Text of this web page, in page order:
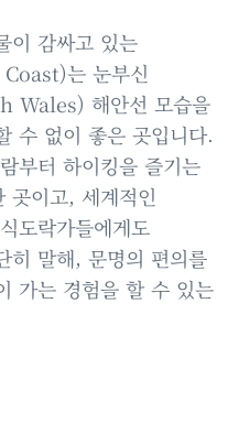
이 감싸고 있는
는 눈부신
Wales) 해안선 모습을
수 없이 좋은 곳입니다.
부터 하이킹을 즐기는
곳이고, 세계적인
도락가들에게도
히 말해, 문명의 편의를
가는 경험을 할 수 있는